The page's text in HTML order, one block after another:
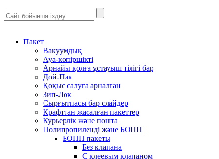
Пакет
Вакуумдық
Ауа-көпіршікті
Арнайы қолға ұстауыш тілігі бар
Дой-Пак
Қоқыс салуға арналған
Зип-Лок
Сырғытпасы бар слайдер
Крафттан жасалған пакеттер
Курьерлік және пошта
Полипропиленді және БОПП
БОПП пакеты
Без клапана
С клеевым клапаном